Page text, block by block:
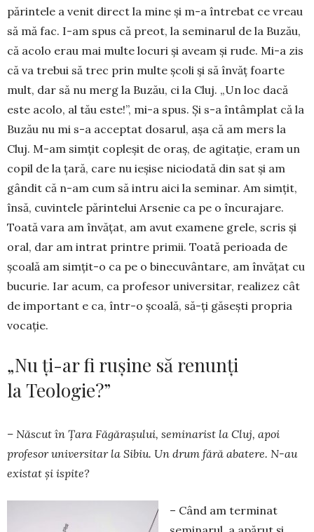
părintele a venit direct la mine și m-a întrebat ce vreau
să mă fac. I-am spus că preot, la seminarul de la Buzău,
că acolo erau mai multe locuri și aveam și rude. Mi-a zis
că va trebui să trec prin multe școli și să învăț foarte
mult, dar să nu merg la Buzău, ci la Cluj. „Un loc dacă
este acolo, al tău este!”, mi-a spus. Și s-a întâmplat că la
Buzău nu mi s-a acceptat dosarul, așa că am mers la
Cluj. M-am simțit copleșit de oraș, de agitație, eram un
copil de la țară, care nu ieșise niciodată din sat și am
gândit că n-am cum să intru aici la seminar. Am simțit,
însă, cuvintele părintelui Arsenie ca pe o încurajare.
Toată vara am învățat, am avut examene grele, scris și
oral, dar am intrat printre primii. Toată perioada de
școală am simțit-o ca pe o binecuvântare, am învățat cu
bucurie. Iar acum, ca profesor universitar, realizez cât
de important e ca, într-o școală, să-ți găsești propria
vocație.
„Nu ți-ar fi rușine să renunți
la Teologie?”
– Născut în Țara Făgărașului, seminarist la Cluj, apoi
profesor universitar la Sibiu. Un drum fără abatere. N-au
existat și ispite?
– Când am terminat